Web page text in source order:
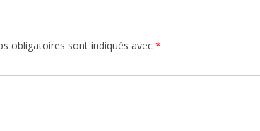
obligatoires sont indiqués avec *